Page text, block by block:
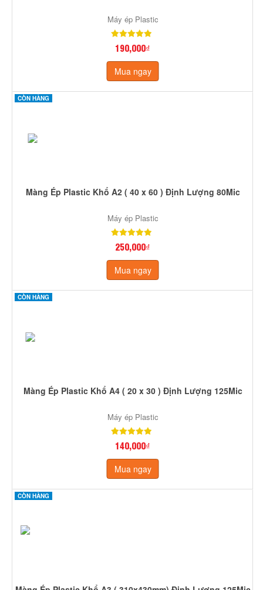
Máy ép Plastic
190,000₫
Mua ngay
CÒN HÀNG
Màng Ép Plastic Khổ A2 ( 40 x 60 ) Định Lượng 80Mic
Máy ép Plastic
250,000₫
Mua ngay
CÒN HÀNG
Màng Ép Plastic Khổ A4 ( 20 x 30 ) Định Lượng 125Mic
Máy ép Plastic
140,000₫
Mua ngay
CÒN HÀNG